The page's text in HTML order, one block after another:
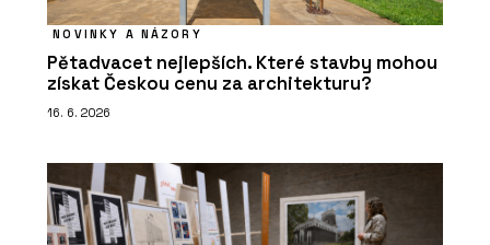
NOVINKY A NÁZORY
Pětadvacet nejlepších. Které stavby mohou
získat Českou cenu za architekturu?
16. 6. 2026